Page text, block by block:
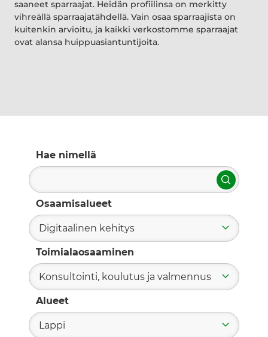
saaneet sparraajat. Heidän profiilinsa on merkitty
vihreällä sparraajatähdellä. Vain osaa sparraajista on
kuitenkin arvioitu, ja kaikki verkostomme sparraajat
ovat alansa huippuasiantuntijoita.
Hae nimellä
Hae
Osaamisalueet
Digitaalinen kehitys
Toimialaosaaminen
Konsultointi, koulutus ja valmennus
Alueet
Lappi